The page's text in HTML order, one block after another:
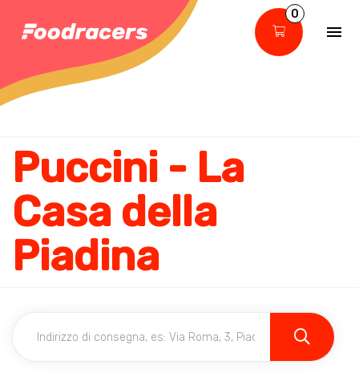
0
Puccini - La
Casa della
Piadina